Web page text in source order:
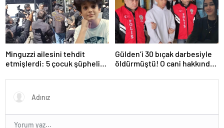
Minguzzi ailesini tehdit
etmişlerdi: 5 çocuk şüpheli
oldu
Gülden’i 30 bıçak darbesiyle
öldürmüştü! O cani hakkında
donduran detaylar…